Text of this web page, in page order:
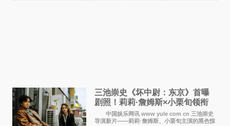
三池崇史《坏中尉：东京》首曝
剧照！莉莉·詹姆斯×小栗旬领衔
黑色惊悚再升级
中国娱乐网讯 www yule com cn 三池崇史
导演新片——莉莉·詹姆斯、小栗旬主演的黑色惊